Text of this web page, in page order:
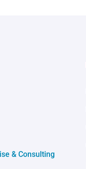
& Consulting